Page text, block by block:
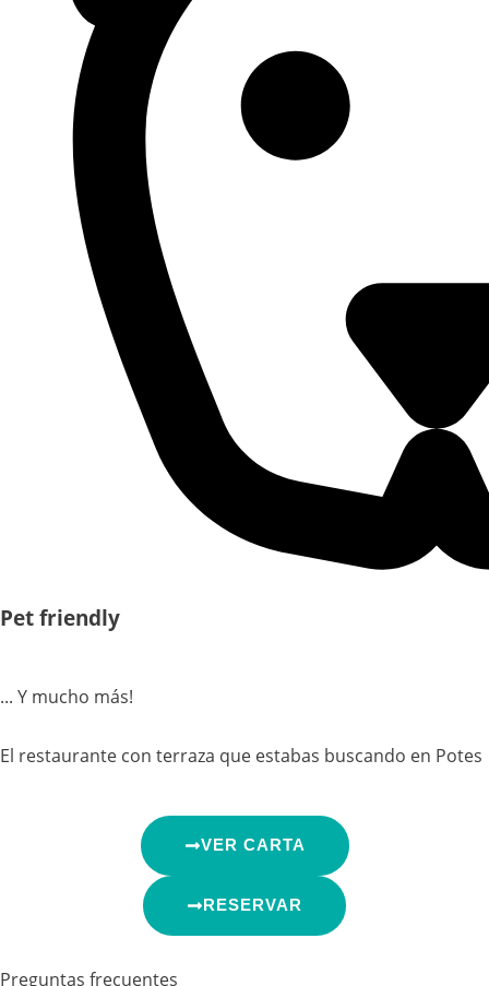
Pet friendly
... Y mucho más!
El restaurante con terraza que estabas buscando en Potes
VER CARTA
RESERVAR
Preguntas frecuentes